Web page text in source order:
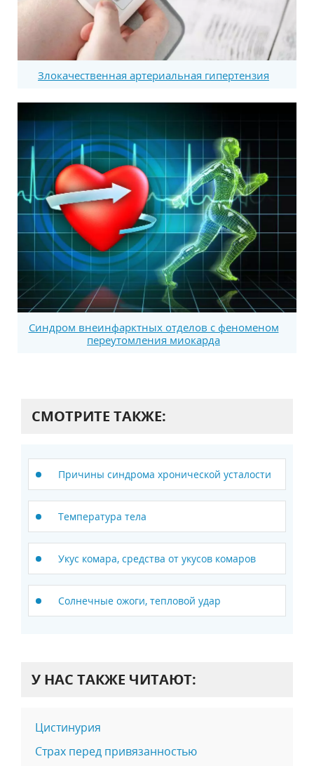
Злокачественная артериальная гипертензия
Синдром внеинфарктных отделов с феноменом
переутомления миокарда
СМОТРИТЕ ТАКЖЕ:
Причины cиндрома хронической усталости
Температура тела
Укус комара, средства от укусов комаров
Солнечные ожоги, тепловой удар
У НАС ТАКЖЕ ЧИТАЮТ:
Цистинурия
Страх перед привязанностью